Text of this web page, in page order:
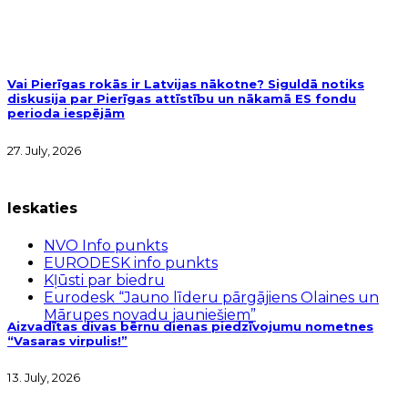
Vai Pierīgas rokās ir Latvijas nākotne? Siguldā notiks
diskusija par Pierīgas attīstību un nākamā ES fondu
perioda iespējām
27. July, 2026
Aizvadītas divas bērnu dienas piedzīvojumu nometnes
“Vasaras virpulis!”
13. July, 2026
Ieskaties
NVO Info punkts
EURODESK info punkts
Kļūsti par biedru
Eurodesk “Jauno līderu pārgājiens Olaines un
Mārupes novadu jauniešiem”